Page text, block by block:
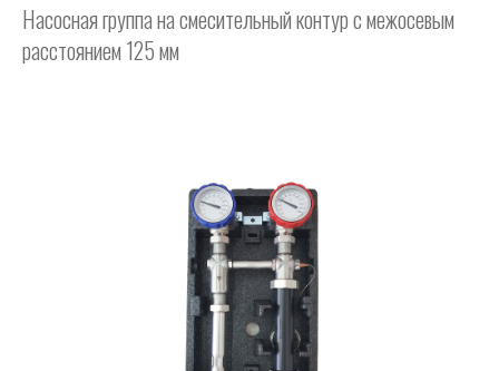
Насосная группа на смесительный контур с межосевым
расстоянием 125 мм